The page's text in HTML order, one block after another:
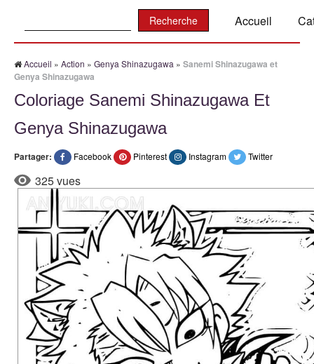
Accueil
Accueil » Action » Genya Shinazugawa » Sanemi Shinazugawa et
Genya Shinazugawa
Coloriage Sanemi Shinazugawa Et
Genya Shinazugawa
Partager: Facebook Pinterest Instagram Twitter
325 vues